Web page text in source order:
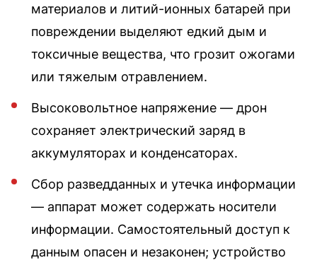
материалов и литий-ионных батарей при
повреждении выделяют едкий дым и
токсичные вещества, что грозит ожогами
или тяжелым отравлением.
Высоковольтное напряжение — дрон
сохраняет электрический заряд в
аккумуляторах и конденсаторах.
Сбор разведданных и утечка информации
— аппарат может содержать носители
информации. Самостоятельный доступ к
данным опасен и незаконен; устройство